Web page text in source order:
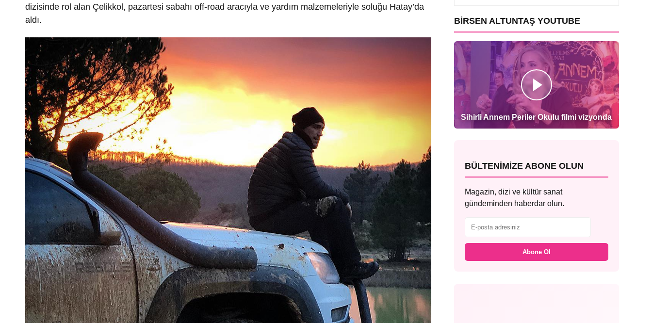
dizisinde rol alan Çelikkol, pazartesi sabahı off-road aracıyla ve yardım malzemeleriyle soluğu Hatay’da
aldı.
BIRSEN ALTUNTAŞ YOUTUBE
Sihirli Annem Periler Okulu filmi vizyonda
BÜLTENIMIZE ABONE OLUN
Magazin, dizi ve kültür sanat
gündeminden haberdar olun.
Abone Ol